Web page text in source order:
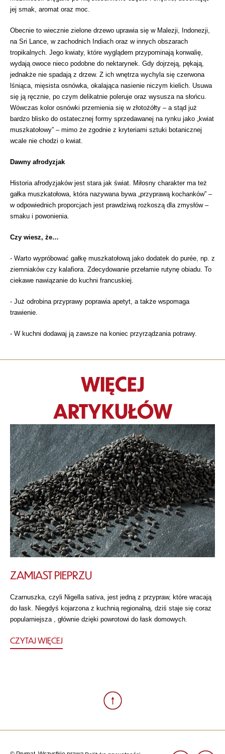
jej smak, aromat oraz moc.
Obecnie to wiecznie zielone drzewo uprawia się w Malezji, Indonezji,
na Sri Lance, w zachodnich Indiach oraz w innych obszarach
tropikalnych. Jego kwiaty, które wyglądem przypominają konwalię,
wydają owoce nieco podobne do nektarynek. Gdy dojrzeją, pękają,
jednakże nie spadają z drzew. Z ich wnętrza wychyla się czerwona
lśniąca, mięsista osnówka, okalająca nasienie niczym kielich. Usuwa
się ją ręcznie, po czym delikatnie poleruje oraz wysusza na słońcu.
Wówczas kolor osnówki przemienia się w złotożółty – a stąd już
bardzo blisko do ostatecznej formy sprzedawanej na rynku jako „kwiat
muszkatołowy” – mimo że zgodnie z kryteriami sztuki botanicznej
wcale nie chodzi o kwiat.
Dawny afrodyzjak
Historia afrodyzjaków jest stara jak świat. Miłosny charakter ma też
gałka muszkatołowa, która nazywana bywa „przyprawą kochanków” –
w odpowiednich proporcjach jest prawdziwą rozkoszą dla zmysłów –
smaku i powonienia.
Czy wiesz, że…
- Warto wypróbować gałkę muszkatołową jako dodatek do purée, np. z
ziemniaków czy kalafiora. Zdecydowanie przełamie rutynę obiadu. To
ciekawe nawiązanie do kuchni francuskiej.
- Już odrobina przyprawy poprawia apetyt, a także wspomaga
trawienie.
- W kuchni dodawaj ją zawsze na koniec przyrządzania potrawy.
WIĘCEJ
ARTYKUŁÓW
ZAMIAST PIEPRZU
Czarnuszka, czyli Nigella sativa, jest jedną z przypraw, które wracają
do łask. Niegdyś kojarzona z kuchnią regionalną, dziś staje się coraz
popularniejsza , głównie dzięki powrotowi do łask domowych.
CZYTAJ WIĘCEJ